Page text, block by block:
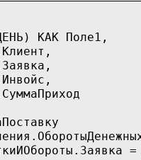
КАК Поле1,
=